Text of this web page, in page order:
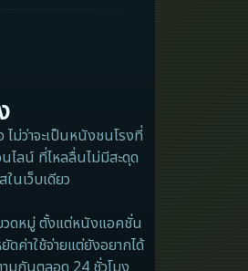
Human
แรงบันดาลใจ
แรงบันดาลใจ
Investigation
ม่ว่าจะเป็นหนังชนโรงที่
ไลน์ ที่ไหลลื่นไม่มีสะดุด
นเว็บเดียว
วดหมู่ ตั้งแต่หนังแอคชั่น
ค่าใช้จ่ายแต่ยังอยากได้